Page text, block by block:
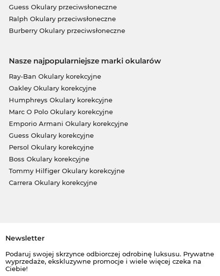
Guess Okulary przeciwsłoneczne
Ralph Okulary przeciwsłoneczne
Burberry Okulary przeciwsłoneczne
Nasze najpopularniejsze marki okularów
Ray-Ban Okulary korekcyjne
Oakley Okulary korekcyjne
Humphreys Okulary korekcyjne
Marc O Polo Okulary korekcyjne
Emporio Armani Okulary korekcyjne
Guess Okulary korekcyjne
Persol Okulary korekcyjne
Boss Okulary korekcyjne
Tommy Hilfiger Okulary korekcyjne
Carrera Okulary korekcyjne
Newsletter
Podaruj swojej skrzynce odbiorczej odrobinę luksusu. Prywatne
wyprzedaże, ekskluzywne promocje i wiele więcej czeka na
Ciebie!